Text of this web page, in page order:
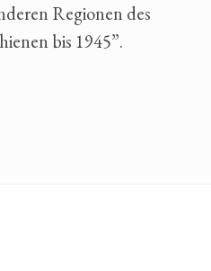
Regionen des
bis 1945”.